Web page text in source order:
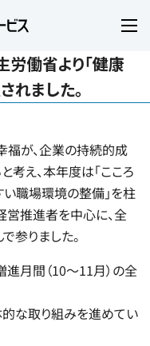
開
労働省より「健康
れました。
福が、企業の持続的成
え、本年度は「こころ
い職場環境の整備」を柱
営推進者を中心に、全
参りました。
進月間（10～11月）の全
な取り組みを進めてい